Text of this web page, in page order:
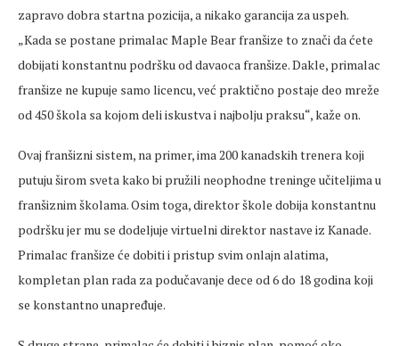
zapravo dobra startna pozicija, a nikako garancija za uspeh.
„Kada se postane primalac Maple Bear franšize to znači da ćete
dobijati konstantnu podršku od davaoca franšize. Dakle, primalac
franšize ne kupuje samo licencu, već praktično postaje deo mreže
od 450 škola sa kojom deli iskustva i najbolju praksu“, kaže on.
Ovaj franšizni sistem, na primer, ima 200 kanadskih trenera koji
putuju širom sveta kako bi pružili neophodne treninge učiteljima u
franšiznim školama. Osim toga, direktor škole dobija konstantnu
podršku jer mu se dodeljuje virtuelni direktor nastave iz Kanade.
Primalac franšize će dobiti i pristup svim onlajn alatima,
kompletan plan rada za podučavanje dece od 6 do 18 godina koji
se konstantno unapređuje.